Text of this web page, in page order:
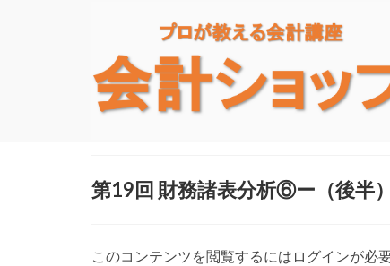
第19回 財務諸表分析⑥ー（後半
このコンテンツを閲覧するにはログインが必